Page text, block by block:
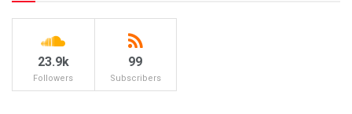
23.9k
Followers
99
Subscribers